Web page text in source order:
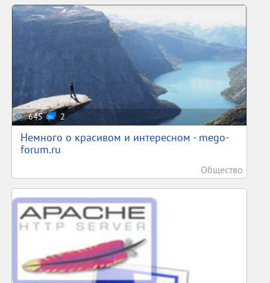
645 2
Немного о красивом и интересном - mego-
forum.ru
Общество